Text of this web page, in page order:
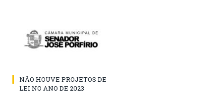
NÃO HOUVE PROJETOS DE
LEI NO ANO DE 2023